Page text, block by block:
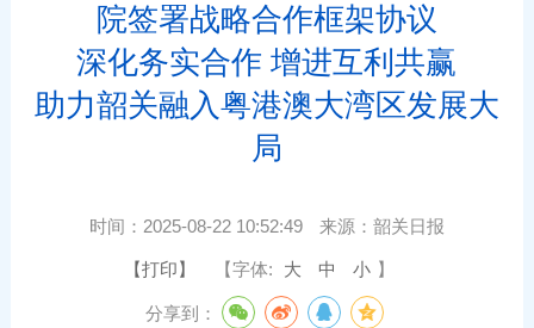
院签署战略合作框架协议
深化务实合作 增进互利共赢
助力韶关融入粤港澳大湾区发展大
局
时间： 2025-08-22 10:52:49 来源： 韶关日报
【打印】 【字体: 大 中 小 】
分享到：